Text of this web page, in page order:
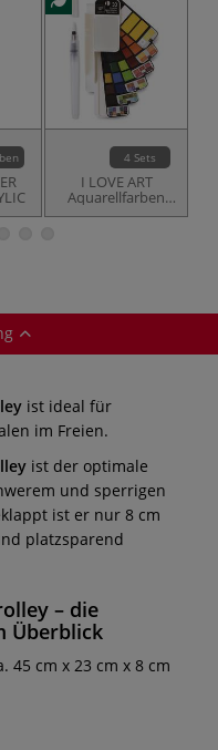
4 Sets
I LOVE ART
Aquarellfarben
Fächer-Set
ist ideal für
im Freien.
ist der optimale
und sperrigen
ist er nur 8 cm
platzsparend
– die
Überblick
45 cm x 23 cm x 8 cm